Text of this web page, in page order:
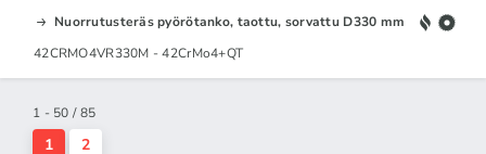
Nuorrutusteräs pyörötanko, taottu, sorvattu D330 mm
42CRMO4VR330M - 42CrMo4+QT
1 - 50 / 85
1 2